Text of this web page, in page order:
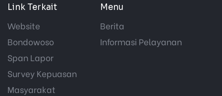
Link Terkait
Website
Bondowoso
Span Lapor
Survey Kepuasan
Masyarakat
Menu
Berita
Informasi Pelayanan